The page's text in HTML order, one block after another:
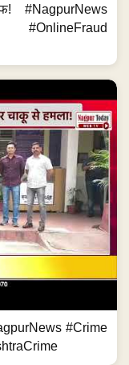
#Crime